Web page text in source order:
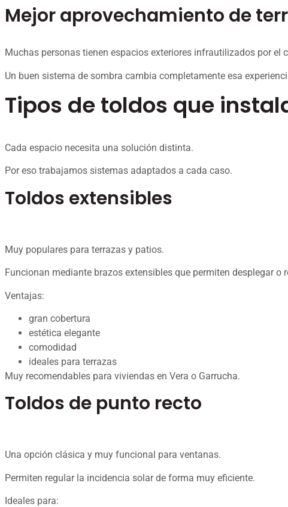
Mejor aprovechamiento de
Muchas personas tienen espacios exteriores infrautilizados por el
Un buen sistema de sombra cambia completamente esa
Tipos de toldos que
Cada espacio necesita una solución distinta.
Por eso trabajamos sistemas adaptados a cada caso.
Toldos extensibles
Muy populares para terrazas y patios.
Funcionan mediante brazos extensibles que permiten desplegar o
Ventajas:
gran cobertura
estética elegante
comodidad
ideales para terrazas
Muy recomendables para viviendas en Vera o Garrucha.
Toldos de punto recto
Una opción clásica y muy funcional para ventanas.
Permiten regular la incidencia solar de forma muy eficiente.
Ideales para: